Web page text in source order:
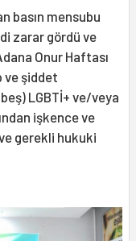
basın mensubu
zarar gördü ve
Onur Haftası
ve şiddet
LGBTİ+ ve/veya
işkence ve
gerekli hukuki